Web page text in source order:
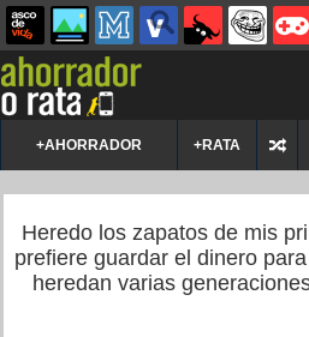
+AHORRADOR +RATA
Heredo los zapatos de mis
prefiere guardar el dinero
heredan varias